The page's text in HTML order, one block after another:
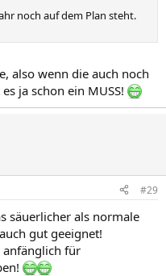
noch auf dem Plan steht.
also wenn die auch noch
ja schon ein MUSS!
#29
säuerlicher als normale
gut geeignet!
anfänglich für